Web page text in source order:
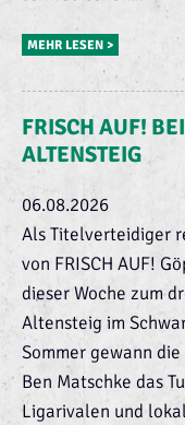
MEHR LESEN >
FRISCH AUF!
ALTENSTEIG
06.08.2026
Als Titelverteidiger
von FRISCH AUF!
dieser Woche zum
Altensteig im
Sommer gewann
Ben Matschke das
Ligarivalen und